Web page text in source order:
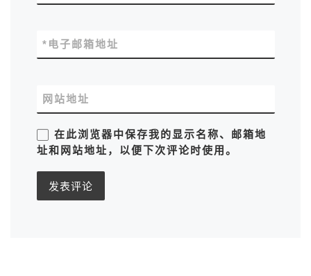
电子邮箱地址
*
网站地址
在此浏览器中保存我的显示名称、邮箱地
址和网站地址，以便下次评论时使用。